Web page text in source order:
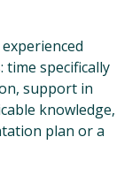
time specifically
support in
knowledge,
plan or a